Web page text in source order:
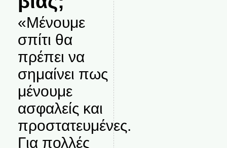
«Μένουμε
σπίτι θα
πρέπει να
σημαίνει πως
μένουμε
ασφαλείς και
προστατευμένες.
Για πολλές